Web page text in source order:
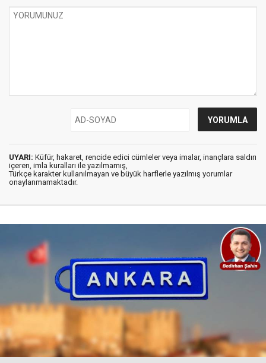
UYARI: Küfür, hakaret, rencide edici cümleler veya imalar, inançlara saldırı
içeren, imla kuralları ile yazılmamış,
Türkçe karakter kullanılmayan ve büyük harflerle yazılmış yorumlar
onaylanmamaktadır.